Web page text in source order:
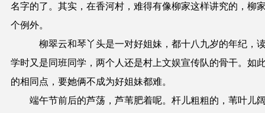
名字的了。其实，在香河村，难得有像柳家这样讲究的，柳
个例外。
柳翠云和琴丫头是一对好姐妹，都十八九岁的年纪，
学时又是同班同学，两个人还是村上文娱宣传队的骨干。如
的相同点，要她俩不成为好姐妹都难。
端午节前后的芦荡，芦苇肥着呢。杆儿粗粗的，苇叶儿